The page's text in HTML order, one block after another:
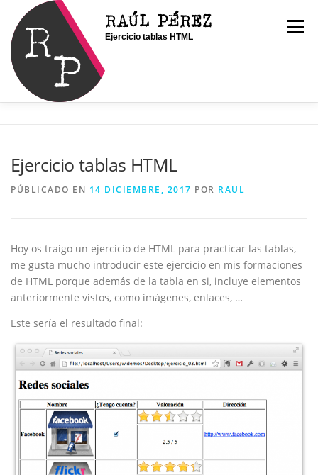
contenido
RAÚL PÉREZ
Ejercicio tablas HTML
Menú
Ejercicio tablas HTML
PÚBLICADO EN 14 DICIEMBRE, 2017 POR RAUL
Hoy os traigo un ejercicio de HTML para practicar las tablas,
me gusta mucho introducir este ejercicio en mis formaciones
de HTML porque además de la tabla en si, incluye elementos
anteriormente vistos, como imágenes, enlaces, …
Este sería el resultado final: